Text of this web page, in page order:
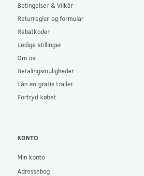
Betingelser & Vilkår
Returregler og formular
Rabatkoder
Ledige stillinger
Om os
Betalingsmuligheder
Lån en gratis trailer
Fortryd købet
KONTO
Min konto
Adressebog